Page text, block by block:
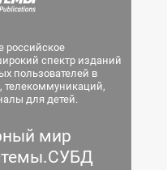
российское
спектр изданий
пользователей в
телекоммуникаций,
для детей.
мир